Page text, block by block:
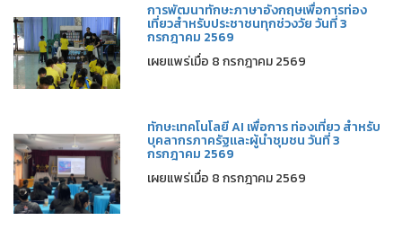
การพัฒนาทักษะภาษาอังกฤษเพื่อการท่อง
เที่ยวสำหรับประชาชนทุกช่วงวัย วันที่ 3
กรกฎาคม 2569
เผยแพร่เมื่อ 8 กรกฎาคม 2569
ทักษะเทคโนโลยี AI เพื่อการ ท่องเที่ยว สำหรับ
บุคลากรภาครัฐและผู้นำชุมชน วันที่ 3
กรกฎาคม 2569
เผยแพร่เมื่อ 8 กรกฎาคม 2569